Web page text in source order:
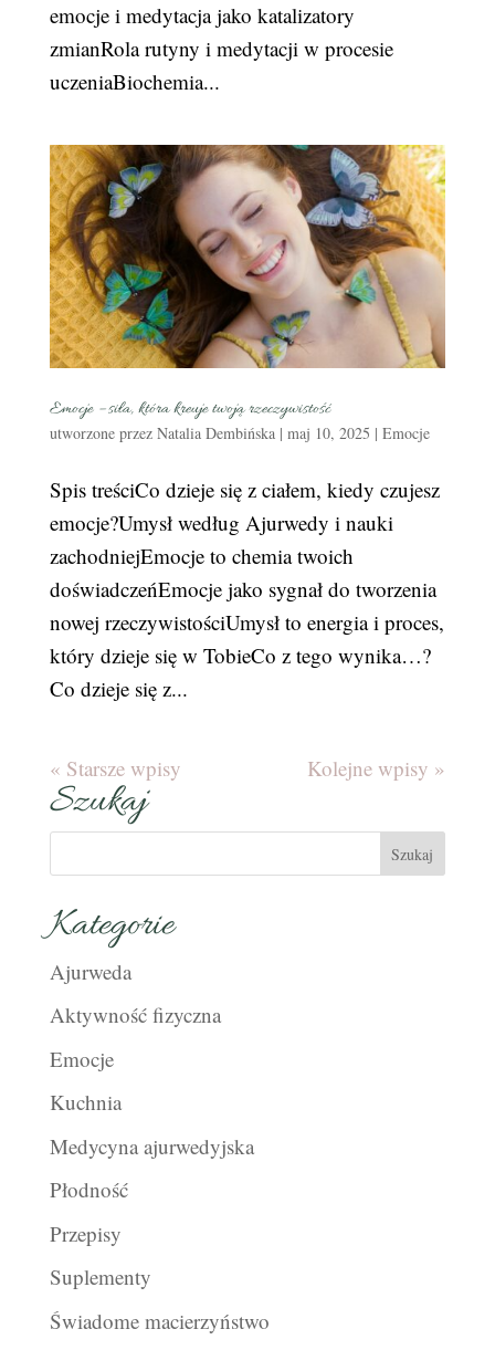
emocje i medytacja jako katalizatory
zmianRola rutyny i medytacji w procesie
uczeniaBiochemia...
Emocje – siła, która kreuje twoją rzeczywistość
utworzone przez Natalia Dembińska| maj 10, 2025 | Emocje
Spis treściCo dzieje się z ciałem, kiedy czujesz
emocje?Umysł według Ajurwedy i nauki
zachodniejEmocje to chemia twoich
doświadczeńEmocje jako sygnał do tworzenia
nowej rzeczywistościUmysł to energia i proces,
który dzieje się w TobieCo z tego wynika…?
Co dzieje się z...
« Starsze wpisy Kolejne wpisy »
Szukaj
Kategorie
Ajurweda
Aktywność fizyczna
Emocje
Kuchnia
Medycyna ajurwedyjska
Płodność
Przepisy
Suplementy
Świadome macierzyństwo